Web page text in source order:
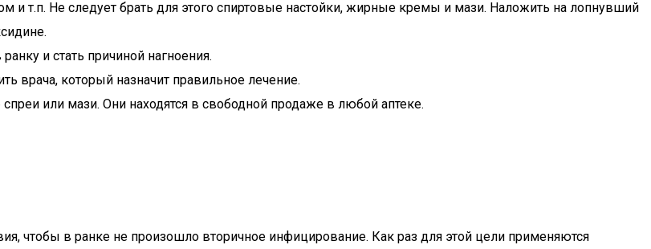
и т.п. Не следует брать для этого спиртовые настойки, жирные кремы и мази. Наложить на лопнувший
и стать причиной нагноения.
врача, который назначит правильное лечение.
или мази. Они находятся в свободной продаже в любой аптеке.
чтобы в ранке не произошло вторичное инфицирование. Как раз для этой цели применяются